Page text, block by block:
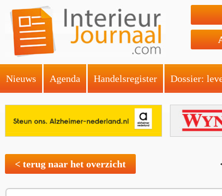
Nieuws Agenda Handelsregister Dossier:
< terug naar het overzicht